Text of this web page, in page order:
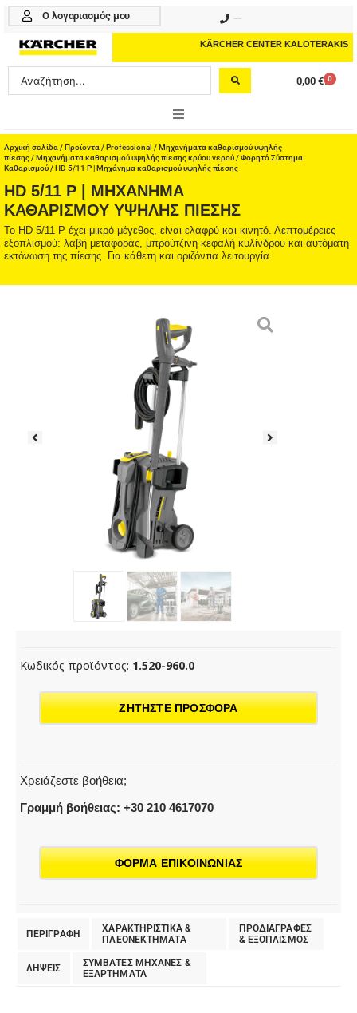
Μετάβαση
περιεχόμενο
Ο λογαριασμός μου
KÄRCHER CENTER KALOTERAKIS
Search
...
0,00 € 0
Cart
ONLINE SHOP
PROFESSIONAL
ΑΞΕΣΟΥΑΡ
ΚΑΘΑΡΙΣΤΙΚΑ
Αρχική σελίδα /Προϊοντα /Professional /Μηχανήματα καθαρισμού υψηλής
πίεσης/Μηχανήματα καθαρισμού υψηλής πίεσης κρύου νερού/Φορητό Σύστημα
Καθαρισμού/ HD 5/11 P | Μηχάνημα καθαρισμού υψηλής πίεσης
HD 5/11 P | ΜΗΧΆΝΗΜΑ
ΚΑΘΑΡΙΣΜΟΎ ΥΨΗΛΉΣ ΠΊΕΣΗΣ
Το HD 5/11 P έχει μικρό μέγεθος, είναι ελαφρύ και κινητό. Λεπτομέρειες
εξοπλισμού: λαβή μεταφοράς, μπρούτζινη κεφαλή κυλίνδρου και αυτόματη
εκτόνωση της πίεσης. Για κάθετη και οριζόντια λειτουργία.
Κωδικός προϊόντος: 1.520-960.0
ΖΗΤΗΣΤΕ ΠΡΟΣΦΟΡΑ
Χρειάζεστε βοήθεια;
Γραμμή βοήθειας: +30 210 4617070
ΦΟΡΜΑ ΕΠΙΚΟΙΝΩΝΙΑΣ
ΠΕΡΙΓΡΑΦΗ
ΧΑΡΑΚΤΗΡΙΣΤΙΚΑ &
ΠΛΕΟΝΕΚΤΗΜΑΤΑ
ΠΡΟΔΙΑΓΡΑΦΕΣ
& EΞΟΠΛΙΣΜΟΣ
ΛΗΨΕΙΣ
ΣΥΜΒΑΤΕΣ ΜΗΧΑΝΕΣ &
ΕΞΑΡΤΗΜΑΤΑ